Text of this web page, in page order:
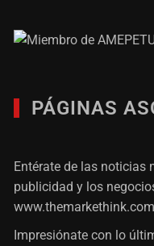
PÁGINAS
Entérate de las noticias
publicidad y los
www.themarkethink.com
Impresiónate con lo